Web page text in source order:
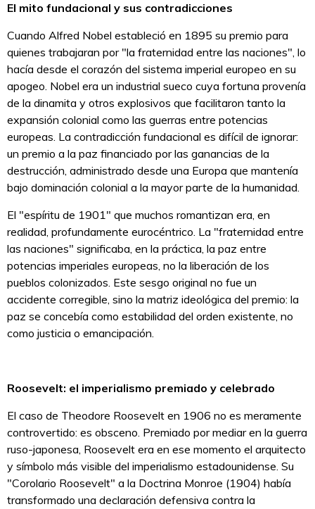
El mito fundacional y sus contradicciones
Cuando Alfred Nobel estableció en 1895 su premio para
quienes trabajaran por "la fraternidad entre las naciones", lo
hacía desde el corazón del sistema imperial europeo en su
apogeo. Nobel era un industrial sueco cuya fortuna provenía
de la dinamita y otros explosivos que facilitaron tanto la
expansión colonial como las guerras entre potencias
europeas. La contradicción fundacional es difícil de ignorar:
un premio a la paz financiado por las ganancias de la
destrucción, administrado desde una Europa que mantenía
bajo dominación colonial a la mayor parte de la humanidad.
El "espíritu de 1901" que muchos romantizan era, en
realidad, profundamente eurocéntrico. La "fraternidad entre
las naciones" significaba, en la práctica, la paz entre
potencias imperiales europeas, no la liberación de los
pueblos colonizados. Este sesgo original no fue un
accidente corregible, sino la matriz ideológica del premio: la
paz se concebía como estabilidad del orden existente, no
como justicia o emancipación.
Roosevelt: el imperialismo premiado y celebrado
El caso de Theodore Roosevelt en 1906 no es meramente
controvertido: es obsceno. Premiado por mediar en la guerra
ruso-japonesa, Roosevelt era en ese momento el arquitecto
y símbolo más visible del imperialismo estadounidense. Su
"Corolario Roosevelt" a la Doctrina Monroe (1904) había
transformado una declaración defensiva contra la